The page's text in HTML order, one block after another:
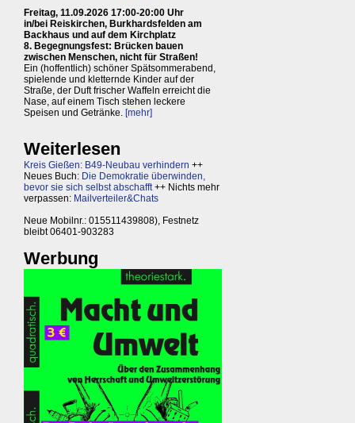
Freitag, 11.09.2026 17:00-20:00 Uhr
in/bei Reiskirchen, Burkhardsfelden am
Backhaus und auf dem Kirchplatz
8. Begegnungsfest: Brücken bauen
zwischen Menschen, nicht für Straßen!
Ein (hoffentlich) schöner Spätsommerabend,
spielende und kletternde Kinder auf der
Straße, der Duft frischer Waffeln erreicht die
Nase, auf einem Tisch stehen leckere
Speisen und Getränke. [mehr]
Weiterlesen
Kreis Gießen: B49-Neubau verhindern ++
Neues Buch: Die Demokratie überwinden,
bevor sie sich selbst abschafft++ Nichts mehr
verpassen: Mailverteiler&Chats
Neue Mobilnr.: 015511439808), Festnetz
bleibt 06401-903283
Werbung